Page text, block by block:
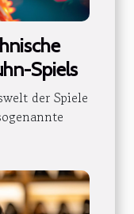
Spiels
der Spiele